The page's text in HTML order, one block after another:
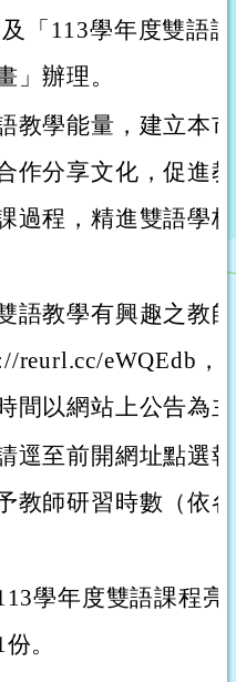
「113學年度雙語
」辦理。
教學能量，建立本
作分享文化，促進
過程，精進雙語學
語教學有興趣之教
reurl.cc/eWQEdb，
間以網站上公告為
逕至前開網址點選
教師研習時數（依
學年度雙語課程
。